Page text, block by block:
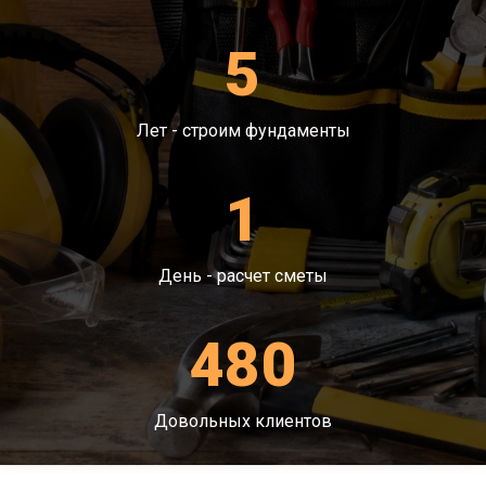
5
Лет - строим фундаменты
1
День - расчет сметы
480
Довольных клиентов